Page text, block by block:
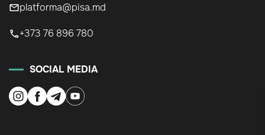
platforma@pisa.md
+373 76 896 780
SOCIAL MEDIA